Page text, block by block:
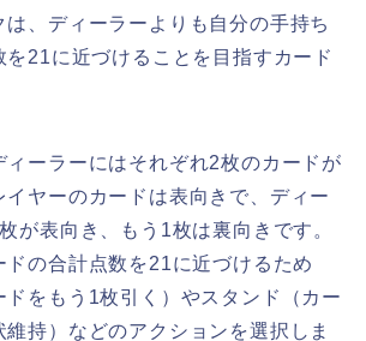
は、ディーラーよりも自分の手持ち
を21に近づけることを目指すカード
ィーラーにはそれぞれ2枚のカードが
イヤーのカードは表向きで、ディー
が表向き、もう1枚は裏向きです。
ドの合計点数を21に近づけるため
ドをもう1枚引く）やスタンド（カー
維持）などのアクションを選択しま